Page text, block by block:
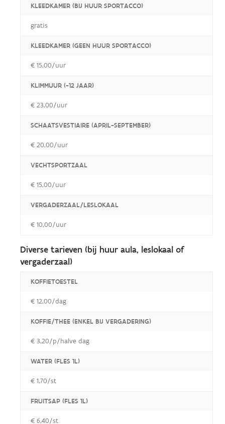
KLEEDKAMER (BIJ HUUR SPORTACCO)
gratis
KLEEDKAMER (GEEN HUUR SPORTACCO)
€ 15,00/uur
KLIMMUUR (-12 JAAR)
€ 23,00/uur
SCHAATSVESTIAIRE (APRIL-SEPTEMBER)
€ 20,00/uur
VECHTSPORTZAAL
€ 15,00/uur
VERGADERZAAL/LESLOKAAL
€ 10,00/uur
Diverse tarieven (bij huur aula, leslokaal of
vergaderzaal)
KOFFIETOESTEL
€ 12,00/dag
KOFFIE/THEE (ENKEL BIJ VERGADERING)
€ 3,20/p/halve dag
WATER (FLES 1L)
€ 1,70/st
FRUITSAP (FLES 1L)
€ 6,40/st